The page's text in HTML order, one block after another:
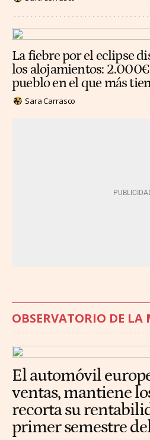
La fiebre por el eclipse
los alojamientos:
pueblo en el que más
Sara Carrasco
OBSERVATORIO DE
El automóvil
ventas, mantiene
recorta su
primer semestre